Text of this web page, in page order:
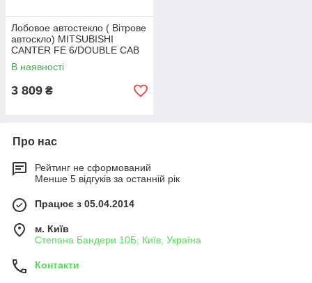
Лобовое автостекло ( Вітрове
автоскло) MITSUBISHI
CANTER FE 6/DOUBLE CAB
96- СТ ВЕТР ЗЛ
В наявності
3 809 ₴
Про нас
Рейтинг не сформований
Менше 5 відгуків за останній рік
Працює з 05.04.2014
м. Київ
Степана Бандери 10Б, Київ, Україна
Контакти